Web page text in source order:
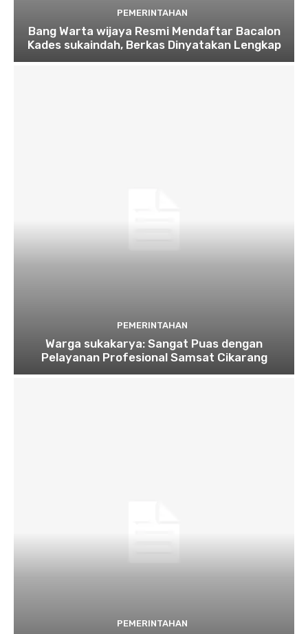
PEMERINTAHAN
Bang Warta wijaya Resmi Mendaftar Bacalon
Kades sukaindah, Berkas Dinyatakan Lengkap
PEMERINTAHAN
Warga sukakarya: Sangat Puas dengan
Pelayanan Profesional Samsat Cikarang
PEMERINTAHAN